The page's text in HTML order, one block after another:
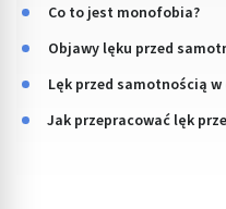
Co to jest monofobia?
Objawy lęku przed
Lęk przed samotnością
Jak przepracować lęk